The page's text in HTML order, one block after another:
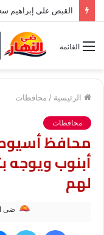
القبض على إبراهيم
القائمة
الرئيسية / محافظات
محافظات
محافظ
أبنوب ويوجه
لهم
ضى
فيسبوك